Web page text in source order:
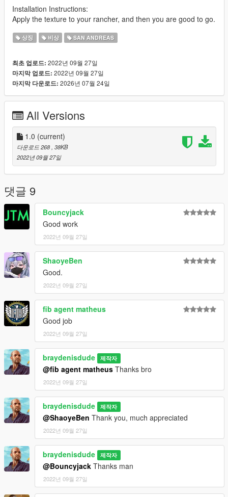
Installation Instructions:
Apply the texture to your rancher, and then you are good to go.
상징 비상 SAN ANDREAS
최초 업로드: 2022년 09월 27일
마지막 업로드: 2022년 09월 27일
마지막 다운로드: 2026년 07월 24일
All Versions
1.0 (current)
다운로드 268 , 38KB
2022년 09월 27일
댓글 9
Bouncyjack
Good work
2022년 09월 27일
ShaoyeBen
Good.
2022년 09월 27일
fib agent matheus
Good job
2022년 09월 27일
braydenisdude 제작자
@fib agent matheus Thanks bro
2022년 09월 27일
braydenisdude 제작자
@ShaoyeBen Thank you, much appreciated
2022년 09월 27일
braydenisdude 제작자
@Bouncyjack Thanks man
2022년 09월 27일